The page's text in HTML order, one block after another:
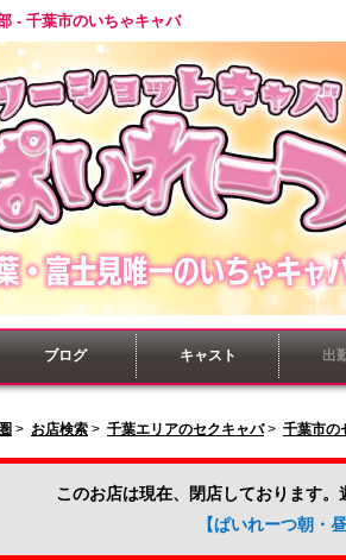
- 千葉市のいちゃキャバ
ブログ キャスト 出
> お店検索 > 千葉エリアのセクキャバ> 千葉市の
このお店は現在、閉店しております。
【ぱいれーつ朝・